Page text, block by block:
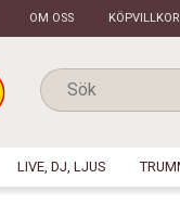
OM OSS
LIVE, DJ, LJUS